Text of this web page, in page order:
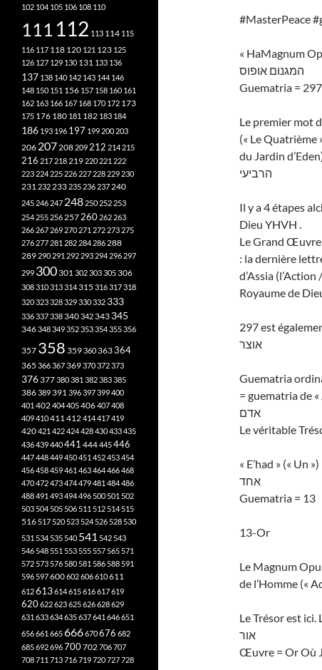
#MasterPeace
« HaMagnum
המגנום אופוס
Guematria = 297
Le premier mot
(« Le Quatrième
du Jardin
הרביעי
Il y a 4 étapes
Dieu YHVH .
Le Grand
: la dernière
d’Assia
Royaume de
297 est
אוצר
Guematria
= guematria de «
אדם
Le véritable
« E’had » (« Un »)
אחד
Guematria = 13
13-Or
Le Magnum
de l’Homme («
Le Trésor est ici.
אור
Œuvre = Or Où
102 104 105 106 108 110
111 112 113 114 115
116 117 118 120 121 123 125
126 127 129 130 131 133 136
137 138 140 142 143 144 146
148 150 151 156 157 158 160 161
162 163 166 167 168 170 172 173
175 176 180 181 182 183 184
186 193 196 197 199 200 203
206 207 208 209 212 214 215
216 217 218219 220 221 222
223 224 225 226 227 228 229 230
231 232 233 235 236 237240
245 246 247248 250 252 253
254 255 256257 260 262 263
266 267 269 270 271 272 273 275
276 277 281 282 284 286 288
289 290 291 292 293 294 296 297
299 300301302303305306
308310313314315 316317318
320323328329330332 333
336337338340342343 345
346348349352353354355356
357 358 359360363364
365 366367369370372373
376377380381 382383385
386389391396397399400
401 402404405406407408
409410411 412414417419
420421 422424428430433435
436439440441 444445446
447448449450451 452453454
456458459461 463464466468
470472473474479481 484486
488491 493494496 500 501 502
503 504 505 506 511 512 514 515
516 517 520 523 524 526 528 530
531 534 535 540 541 542 543
546 548 551 553 555 557 565 571
572 573 576 580 581 586 588 591
596 597600602606610611
612613614615616617619
620622623625626628629
631 633634635637641 646651
656661 665666670676 682
685692696700702706707
708711 713716719720727728